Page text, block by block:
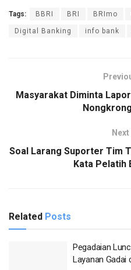
Tags: BBRI BRI BRImo
Digital Banking info bank
Masyarakat Diminta
Soal Larang Suporter Tim
Kata Pelatih
Related Posts
Pegadaian
Layanan Gadai